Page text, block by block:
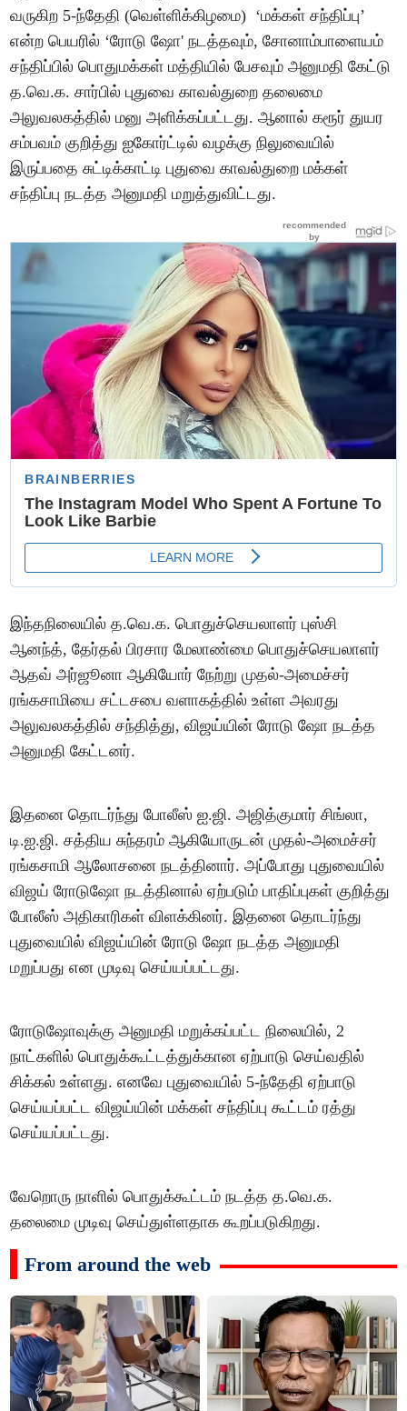
வருகிற 5-ந்தேதி (வெள்ளிக்கிழமை) ‘மக்கள் சந்திப்பு’
என்ற பெயரில் ‘ரோடு ஷோ' நடத்தவும், சோனாம்பாளையம்
சந்திப்பில் பொதுமக்கள் மத்தியில் பேசவும் அனுமதி கேட்டு
த.வெ.க. சார்பில் புதுவை காவல்துறை தலைமை
அலுவலகத்தில் மனு அளிக்கப்பட்டது. ஆனால் கரூர் துயர
சம்பவம் குறித்து ஐகோர்ட்டில் வழக்கு நிலுவையில்
இருப்பதை சுட்டிக்காட்டி புதுவை காவல்துறை மக்கள்
சந்திப்பு நடத்த அனுமதி மறுத்துவிட்டது.
இந்தநிலையில் த.வெ.க. பொதுச்செயலாளர் புஸ்சி
ஆனந்த், தேர்தல் பிரசார மேலாண்மை பொதுச்செயலாளர்
ஆதவ் அர்ஜூனா ஆகியோர் நேற்று முதல்-அமைச்சர்
ரங்கசாமியை சட்டசபை வளாகத்தில் உள்ள அவரது
அலுவலகத்தில் சந்தித்து, விஜய்யின் ரோடு ஷோ நடத்த
அனுமதி கேட்டனர்.
இதனை தொடர்ந்து போலீஸ் ஐ.ஜி. அஜித்குமார் சிங்லா,
டி.ஐ.ஜி. சத்திய சுந்தரம் ஆகியோருடன் முதல்-அமைச்சர்
ரங்கசாமி ஆலோசனை நடத்தினார். அப்போது புதுவையில்
விஜய் ரோடுஷோ நடத்தினால் ஏற்படும் பாதிப்புகள் குறித்து
போலீஸ் அதிகாரிகள் விளக்கினர். இதனை தொடர்ந்து
புதுவையில் விஜய்யின் ரோடு ஷோ நடத்த அனுமதி
மறுப்பது என முடிவு செய்யப்பட்டது.
ரோடுஷோவுக்கு அனுமதி மறுக்கப்பட்ட நிலையில், 2
நாட்களில் பொதுக்கூட்டத்துக்கான ஏற்பாடு செய்வதில்
சிக்கல் உள்ளது. எனவே புதுவையில் 5-ந்தேதி ஏற்பாடு
செய்யப்பட்ட விஜய்யின் மக்கள் சந்திப்பு கூட்டம் ரத்து
செய்யப்பட்டது.
வேறொரு நாளில் பொதுக்கூட்டம் நடத்த த.வெ.க.
தலைமை முடிவு செய்துள்ளதாக கூறப்படுகிறது.
From around the web